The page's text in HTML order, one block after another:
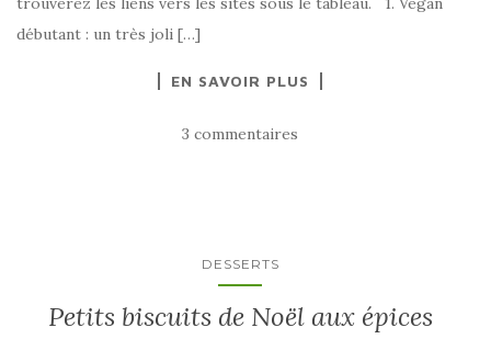
débutant : un très joli […]
EN SAVOIR PLUS
3 commentaires
DESSERTS
Petits biscuits de Noël aux épices